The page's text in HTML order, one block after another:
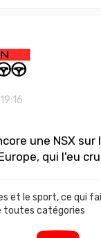
une NSX sur
qui l'eu
et le sport, ce qui
toutes catégories